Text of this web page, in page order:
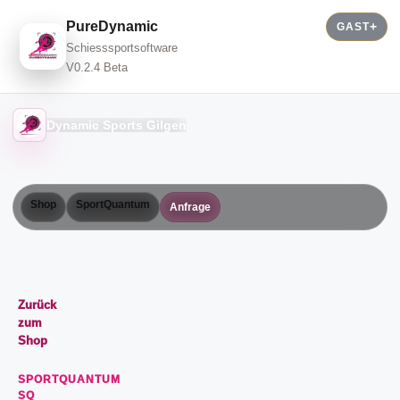
PureDynamic
Schiesssportsoftware
V0.2.4 Beta
GAST
Dynamic Sports Gilgen
Shop SportQuantum Anfrage
Zurück
zum
Shop
SPORTQUANTUM
SQ